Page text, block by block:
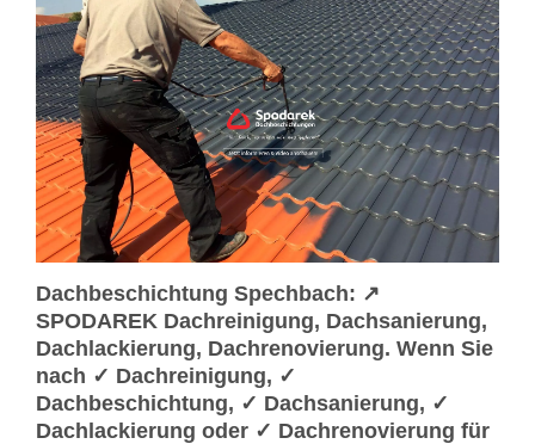
Dachbeschichtung Spechbach: ↗️
SPODAREK Dachreinigung, Dachsanierung,
Dachlackierung, Dachrenovierung. Wenn Sie
nach ✓ Dachreinigung, ✓
Dachbeschichtung, ✓ Dachsanierung, ✓
Dachlackierung oder ✓ Dachrenovierung für